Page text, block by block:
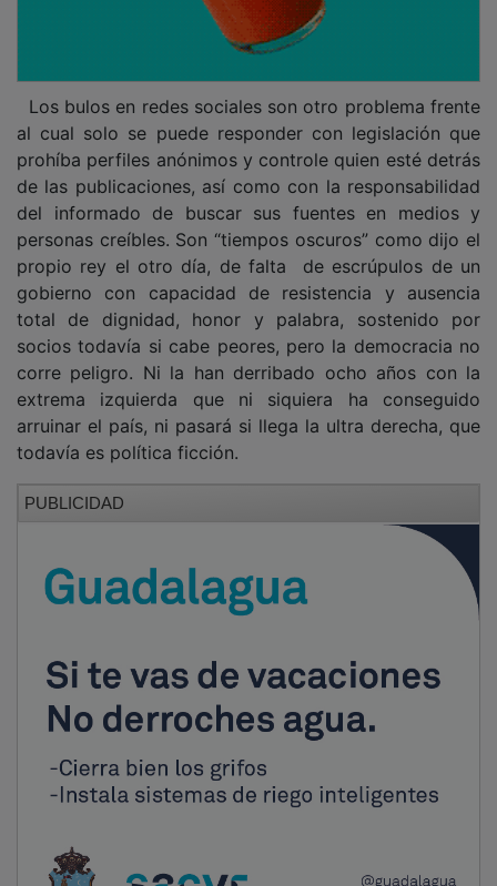
al cual solo se puede responder con legislación que
prohíba perfiles anónimos y controle quien esté detrás
de las publicaciones, así como con la responsabilidad
del informado de buscar sus fuentes en medios y
personas creíbles. Son “tiempos oscuros” como dijo el
propio rey el otro día, de falta de escrúpulos de un
gobierno con capacidad de resistencia y ausencia
total de dignidad, honor y palabra, sostenido por
socios todavía si cabe peores, pero la democracia no
corre peligro. Ni la han derribado ocho años con la
extrema izquierda que ni siquiera ha conseguido
arruinar el país, ni pasará si llega la ultra derecha, que
todavía es política ficción.